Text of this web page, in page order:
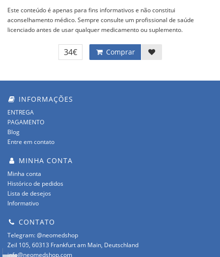
Este conteúdo é apenas para fins informativos e não constitui
aconselhamento médico. Sempre consulte um profissional de saúde
licenciado antes de usar qualquer medicamento ou suplemento.
34€ Comprar
INFORMAÇÕES
ENTREGA
PAGAMENTO
Blog
Entre em contato
MINHA CONTA
Minha conta
Histórico de pedidos
Lista de desejos
Informativo
CONTATO
Telegram: @neomedshop
Zeil 105, 60313 Frankfurt am Main, Deutschland
info@neomedshop.com